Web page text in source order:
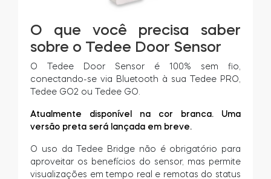
O que você precisa saber
sobre o Tedee Door Sensor
O Tedee Door Sensor é 100% sem fio,
conectando-se via Bluetooth à sua Tedee PRO,
Tedee GO2 ou Tedee GO.
Atualmente disponível na cor branca. Uma
versão preta será lançada em breve.
O uso da Tedee Bridge não é obrigatório para
aproveitar os benefícios do sensor, mas permite
visualizações em tempo real e remotas do status